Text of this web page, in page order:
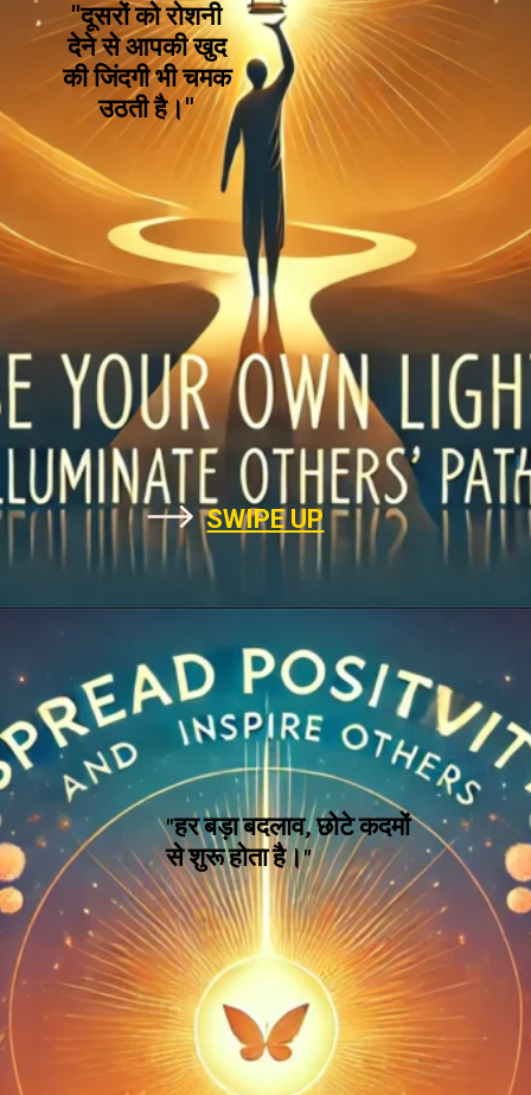
"दूसरों को रोशनी
देने से आपकी खुद
की जिंदगी भी चमक
उठती है।"
SWIPE UP
"हर बड़ा बदलाव, छोटे कदमों
से शुरू होता है।"